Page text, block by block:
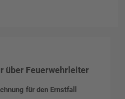
über Feuerwehrleiter
für den Ernstfall